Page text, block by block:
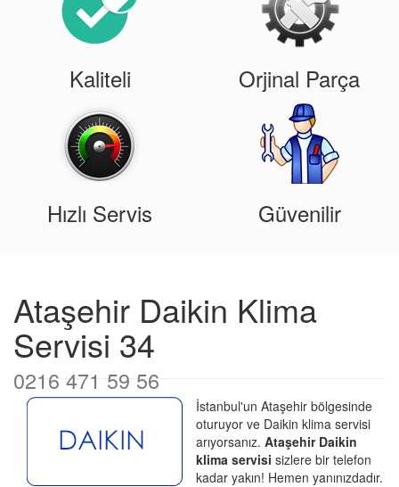
Kaliteli Orjinal Parça
Hızlı Servis Güvenilir
Ataşehir Daikin Klima
Servisi 34
0216 471 59 56
İstanbul'un Ataşehir bölgesinde
oturuyor ve Daikin klima servisi
arıyorsanız. Ataşehir Daikin
klima servisi sizlere bir telefon
kadar yakın! Hemen yanınızdadır.